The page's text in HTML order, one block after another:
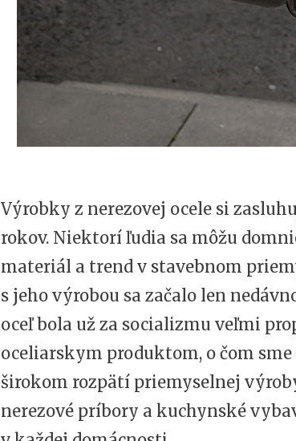
Výrobky z nerezovej ocele si
rokov. Niektorí ľudia sa môžu
materiál a trend v stavebnom
s jeho výrobou sa začalo len
oceľ bola už za socializmu veľmi
oceliarskym produktom, o čom
širokom rozpätí priemyselnej
nerezové príbory a kuchynské